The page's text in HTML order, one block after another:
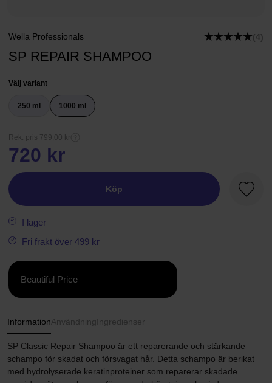
Wella Professionals (4)
SP REPAIR SHAMPOO
Välj variant
250 ml 1000 ml
Rek. pris 799,00 kr
720 kr
Köp
I lager
Fri frakt över 499 kr
Beautiful Price
InformationAnvändning Ingredienser
SP Classic Repair Shampoo är ett reparerande och stärkande
schampo för skadat och försvagat hår. Detta schampo är berikat
med hydrolyserade keratinproteiner som reparerar skadade